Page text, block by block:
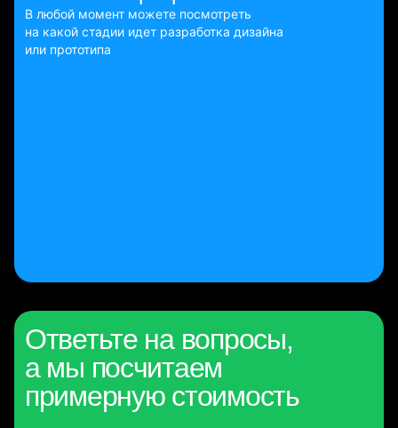
В любой момент можете посмотреть
на какой стадии идет разработка дизайна
или прототипа
Ответьте на вопросы,
а мы посчитаем
примерную стоимость